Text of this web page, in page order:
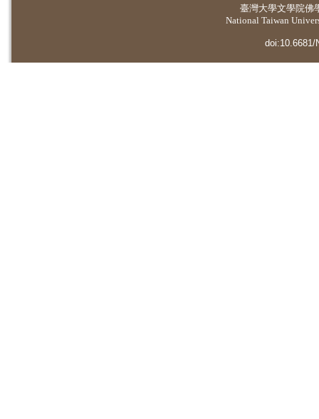
臺灣大學文學院佛
National Taiwan
doi:10.6681/